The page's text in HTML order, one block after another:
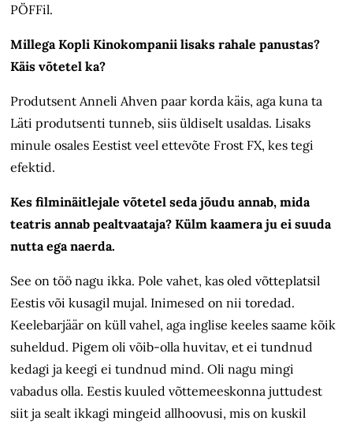
PÖFFil.
Millega Kopli Kinokompanii lisaks rahale panustas?
Käis võtetel ka?
Produtsent Anneli Ahven paar korda käis, aga kuna ta
Läti produtsenti tunneb, siis üldiselt usaldas. Lisaks
minule osales Eestist veel ettevõte Frost FX, kes tegi
efektid.
Kes filminäitlejale võtetel seda jõudu annab, mida
teatris annab pealtvaataja? Külm kaamera ju ei suuda
nutta ega naerda.
See on töö nagu ikka. Pole vahet, kas oled võtteplatsil
Eestis või kusagil mujal. Inimesed on nii toredad.
Keelebarjäär on küll vahel, aga inglise keeles saame kõik
suheldud. Pigem oli võib-olla huvitav, et ei tundnud
kedagi ja keegi ei tundnud mind. Oli nagu mingi
vabadus olla. Eestis kuuled võttemeeskonna juttudest
siit ja sealt ikkagi mingeid allhoovusi, mis on kuskil